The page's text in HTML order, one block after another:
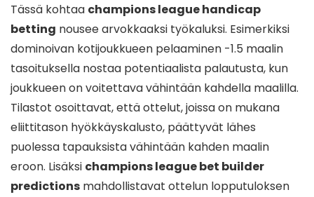
Tässä kohtaa champions league handicap
betting nousee arvokkaaksi työkaluksi. Esimerkiksi
dominoivan kotijoukkueen pelaaminen -1.5 maalin
tasoituksella nostaa potentiaalista palautusta, kun
joukkueen on voitettava vähintään kahdella maalilla.
Tilastot osoittavat, että ottelut, joissa on mukana
eliittitason hyökkäyskalusto, päättyvät lähes
puolessa tapauksista vähintään kahden maalin
eroon. Lisäksi champions league bet builder
predictions mahdollistavat ottelun lopputuloksen